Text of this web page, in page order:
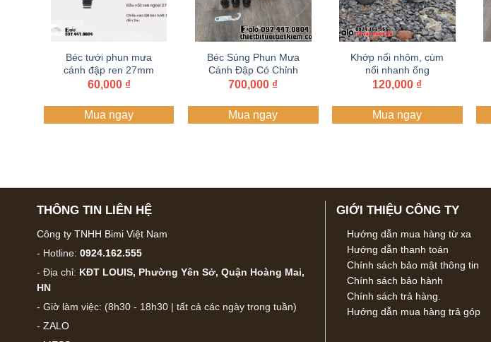
Béc tưới phun mưa
cánh đập ren 27mm
ren ngoài chỉnh góc
60,000 ₫
Mua ngay
Béc Súng Phun Mưa
Cánh Đập Có Chỉnh
Góc Phi 34 – D91 –
Kính Lớn Bảo hành 1
năm
700,000 ₫
Mua ngay
Khớp nối nhôm, cùm
nối nhanh ống
120,000 ₫
Mua ngay
THÔNG TIN LIÊN HỆ
Công ty TNHH Bimi Việt Nam
- Hotline: 0924.162.555
- Địa chỉ: KĐT LOUIS, Phường Yên Sở, Quận Hoàng Mai,
HN
- Giờ làm việc: (8h30 - 18h30 | tất cả các ngày trong tuần)
- ZALO
GIỚI THIỆU CÔNG TY
Hướng dẫn mua hàng từ xa
Hướng dẫn thanh toán
Chính sách bảo mật thông tin
Chính sách bảo hành
Chính sách trả hàng.
Hướng dẫn mua hàng trả góp